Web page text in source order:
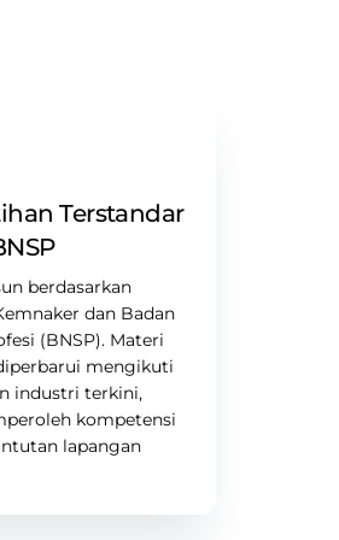
Terstandar
berdasarkan
dan Badan
(BNSP). Materi
mengikuti
industri terkini,
kompetensi
lapangan